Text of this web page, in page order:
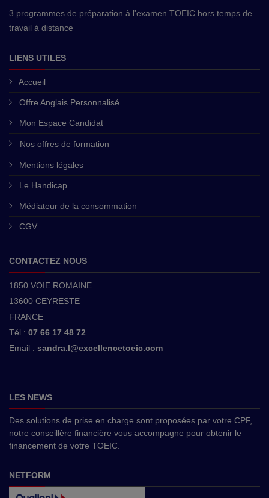
3 programmes de préparation à l'examen TOEIC hors temps de
travail à distance
LIENS UTILES
Accueil
Offre Anglais Personnalisé
Mon Espace Candidat
Nos offres de formation
Mentions légales
Le Handicap
Médiateur de la consommation
CGV
CONTACTEZ NOUS
1850 VOIE ROMAINE
13600 CEYRESTE
FRANCE
Tél : 07 66 17 48 72
Email : sandra.l@excellencetoeic.com
LES NEWS
Des solutions de prise en charge sont proposées par votre CPF,
notre conseillère financière vous accompagne pour obtenir le
financement de votre TOEIC.
NETFORM